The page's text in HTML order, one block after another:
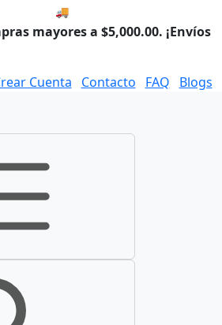
🚚 Envío el Viernes, 07 de
mayores a $5,000.00. ¡Envíos
Cuenta Contacto FAQ Blogs